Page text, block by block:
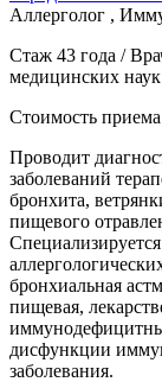
Аллерголог ,
Стаж 43 года /
медицинских наук
Стоимость
Проводит
заболеваний
бронхита,
пищевого
бронхиальная
пищевая,
дисфункции
заболевания.